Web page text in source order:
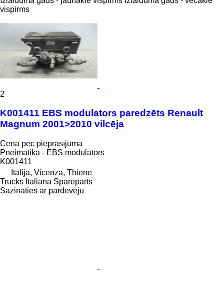
vispirms
2
K001411 EBS modulators paredzēts Renault
Magnum 2001>2010 vilcēja
Cena pēc pieprasījuma
Pneimatika - EBS modulators
K001411
Itālija, Vicenza, Thiene
Trucks Italiana Spareparts
Sazināties ar pārdevēju